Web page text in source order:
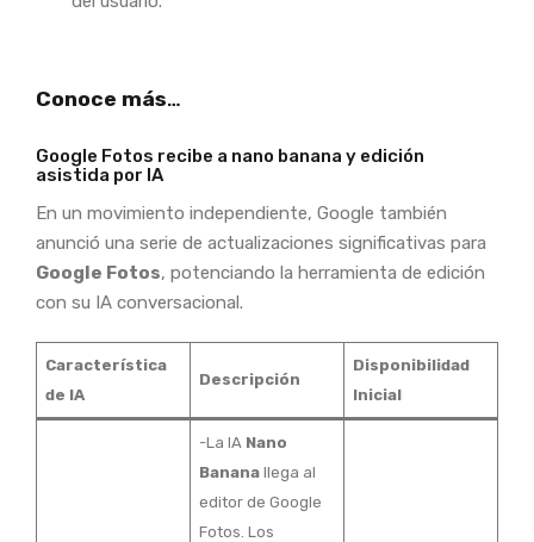
Conoce más…
Google Fotos recibe a nano banana y edición
asistida por IA
En un movimiento independiente, Google también
anunció una serie de actualizaciones significativas para
Google Fotos, potenciando la herramienta de edición
con su IA conversacional.
Característica
de IA
Descripción
Disponibilidad
Inicial
-La IA Nano
Bananallega al
editor de Google
Fotos. Los